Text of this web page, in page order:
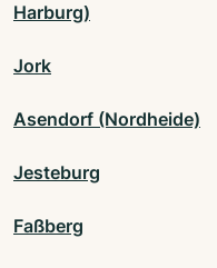
Harburg)
Jork
Asendorf (Nordheide)
Jesteburg
Faßberg